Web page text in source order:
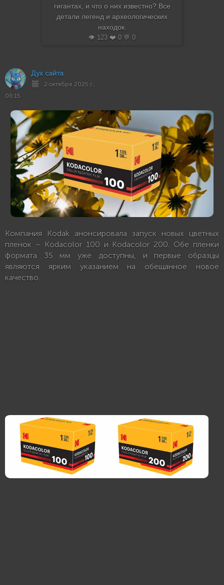
гигантах, и что о них известно? Все
детали легенд и археологических
находок.
👁️ 123 ❤️ 0 💬 0
Дух сайта
2 октября 2025 г.,
06:15
Компания Kodak анонсировала запуск новых цветных
пленок – Kodacolor 100 и Kodacolor 200. Обе пленки
формата 35 мм уже доступны, и первые образцы
являются ярким указанием на обещанное новое
качество.